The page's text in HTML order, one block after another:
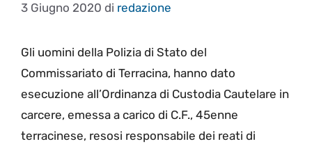
3 Giugno 2020 di redazione
Gli uomini della Polizia di Stato del
Commissariato di Terracina, hanno dato
esecuzione all’Ordinanza di Custodia Cautelare in
carcere, emessa a carico di C.F., 45enne
terracinese, resosi responsabile dei reati di